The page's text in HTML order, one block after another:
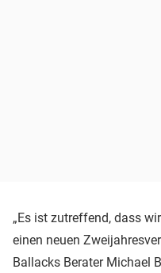
„Es ist zutreffend, dass
einen neuen
Ballacks Berater Michael